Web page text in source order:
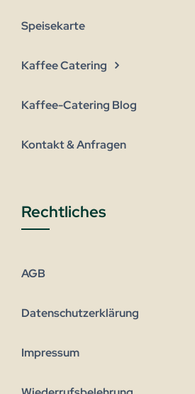
Speisekarte
Kaffee Catering
Kaffee-Catering Blog
Kontakt & Anfragen
Rechtliches
AGB
Datenschutzerklärung
Impressum